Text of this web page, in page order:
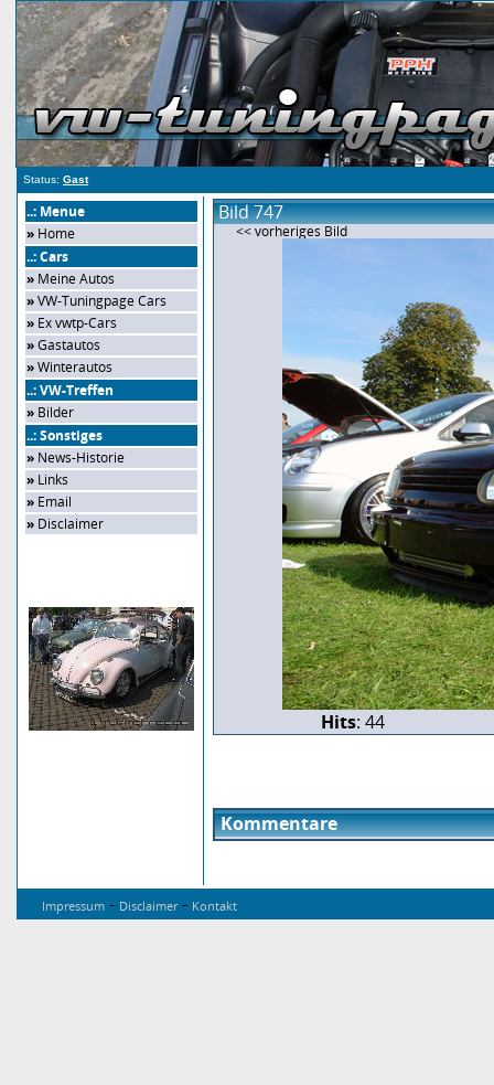
Status: Gast
..: Menue
» Home
..: Cars
» Meine Autos
»VW-Tuningpage Cars
» Ex vwtp-Cars
»Gastautos
»Winterautos
..: VW-Treffen
» Bilder
..: Sonstiges
» News-Historie
» Links
» Email
» Disclaimer
Bild 747
<< vorheriges Bild
Hits: 44
Kommentare
Impressum - Disclaimer- Kontakt